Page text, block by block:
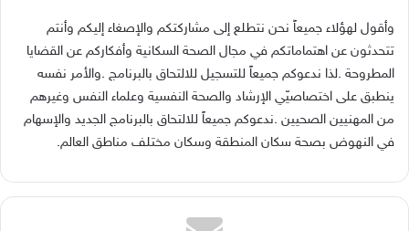
‬في‭ ‬النهوض‭ ‬بصحة‭ ‬سكان‭ ‬المنطقة‭ ‬وسكان‭ ‬مختلف‭ ‬مناطق‭ ‬العالم‭.‬